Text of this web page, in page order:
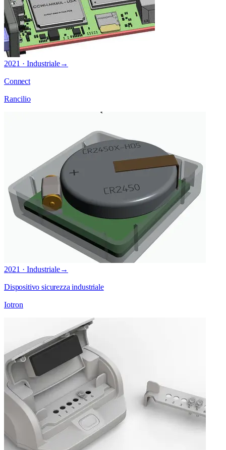
2021 · Industriale→
Connect
Rancilio
2021 · Industriale→
Dispositivo sicurezza industriale
Iotron